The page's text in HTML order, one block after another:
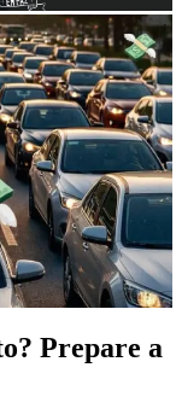
Prepare a